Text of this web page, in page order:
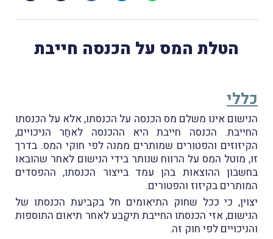
הטלת המס על הכנסה חייבת
כללי
הנישום אינו משלם מס הכנסה על הכנסתו, אלא על הכנסתו
החייבת. הכנסה חייבת היא ההכנסה לאחַר הניכויים,
הקיזוזים והפטורים שמותרים ממנה לפי חוקי המס. בדרך
זו, מוטל המס על הרווח שנותר בידי הנישום לאחר שהובאו
בחשבון ההוצאות בהן עמד בייצור הכנסתו, ההפסדים
המותרים בקיזוז והפטורים.
יצוין, כי ככל שחוק התיאומים חל בקביעת הכנסתו של
הנישום, אזי הכנסתו החייבת תיקָבע לאחר תיאום התוספות
והניכויים לפי חוק זה.